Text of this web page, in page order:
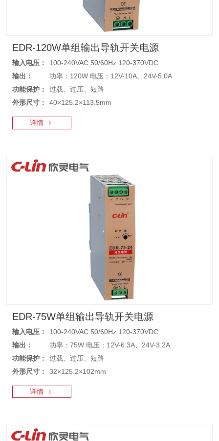
EDR-120W单组输出导轨开关电源
输入电压：
100-240VAC 50/60Hz 120-370VDC
输出：
功率：120W 电压：12V-10A、24V-5.0A
功能保护：
过载、过压、短路
外形尺寸：
40×125.2×113.5mm
详情 》
EDR-75W单组输出导轨开关电源
输入电压：
100-240VAC 50/60Hz 120-370VDC
输出：
功率：75W 电压：12V-6.3A、24V-3.2A
功能保护：
过载、过压、短路
外形尺寸：
32×125.2×102mm
详情 》